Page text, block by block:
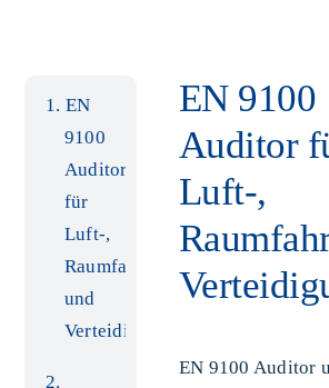
EN
9100
Auditor
für
Luft-,
Raumfahrt-
und
Verteidigungsindustrie
EN 9100
Auditor
Luft-,
EN 9100 Auditor